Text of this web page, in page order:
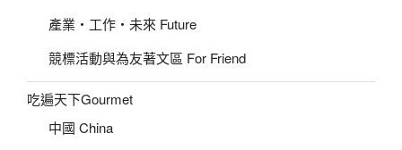
產業‧工作‧未來 Future
競標活動與為友著文區 For Friend
吃遍天下Gourmet
中國 China